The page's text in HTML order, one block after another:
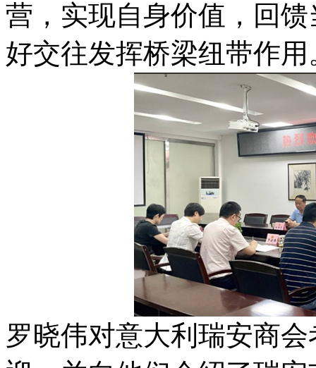
营，实现自身价值，回
好交往发挥桥梁纽带作用
罗晓伟对意大利瑞安商